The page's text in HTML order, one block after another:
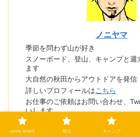
ノニヤマ
季節を問わず山が好き
スノーボード、登山、キャンプと週
ます
大自然の秋田からアウトドアを発信
詳しいプロフィールはこちら
お仕事のご依頼はお問い合わせ、
いします。
snow board 登山 キャンプ